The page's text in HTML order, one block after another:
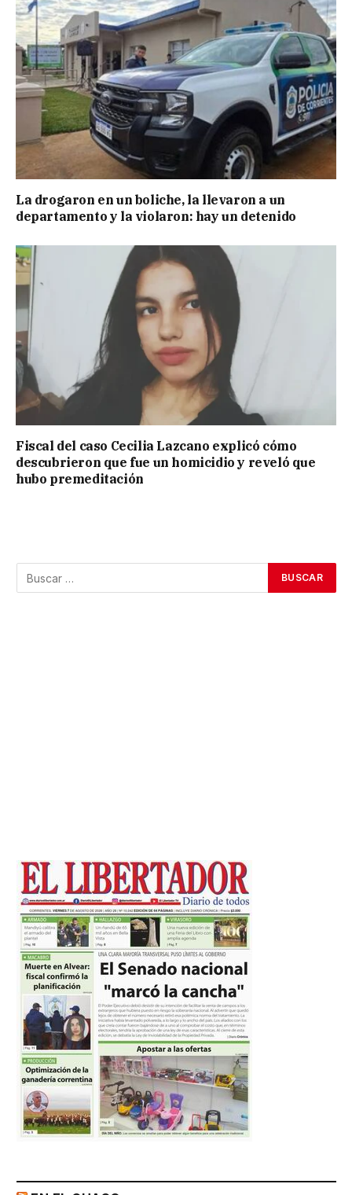
La drogaron en un boliche, la llevaron a un
departamento y la violaron: hay un detenido
Fiscal del caso Cecilia Lazcano explicó cómo
descubrieron que fue un homicidio y reveló que
hubo premeditación